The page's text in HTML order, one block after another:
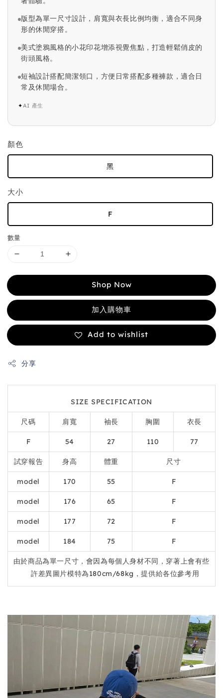
版型為單一尺寸設計，肩寬與衣長比例均衡，適合不同身
形的休閒穿搭。
美式塗鴉風格的小花印花增添視覺焦點，打造輕鬆俏皮的
街頭風格。
短袖設計搭配簡潔領口，方便日常搭配多種褲款，適合日
常及休閒場合。
✦AI 產生
顏色
黑
大小
F
數量
Shop Now
加入購物車
Add to wishlist
分享
SIZE SPECIFICATION
尺碼 肩寬 袖長 胸圍 衣長
F 54 27 110 77
試穿報告 身高 體重 尺寸
model 170 55 F
model 176 65 F
model 177 72 F
model 184 75 F
由於商品為單一尺寸，會因為每個人身材不同，穿著上會有些
許差異圖片模特為180cm/68kg，提供給各位參考用